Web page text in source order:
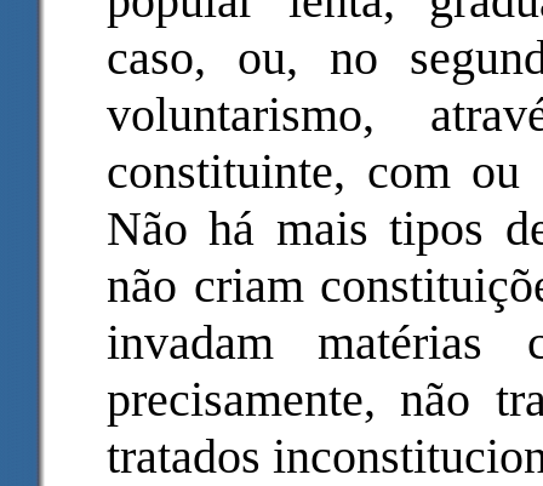
caso, ou, no
voluntarismo,
constituinte, com ou
Não há mais tipos
não criam
invadam matérias
precisamente, não
tratados